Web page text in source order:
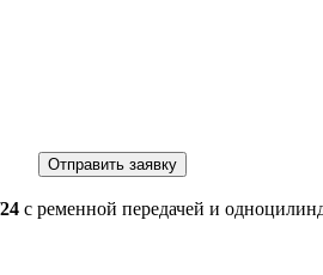
Отправить заявку
с ременной передачей и